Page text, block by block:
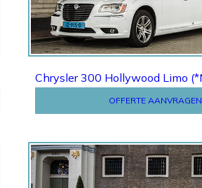
OFFERTE AANVRAGEN